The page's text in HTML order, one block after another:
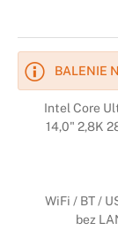
BALENIE
Intel Core
14,0" 2,8K
WiFi / BT /
bez